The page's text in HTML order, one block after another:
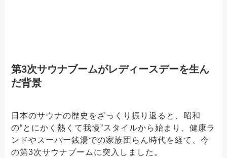
第3次サウナブームがレディースデーを生ん
だ背景
日本のサウナの歴史をざっくり振り返ると、昭和
の“とにかく熱くて我慢”スタイルから始まり、健康ラ
ンドやスーパー銭湯での家族団らん時代を経て、今
の第3次サウナブームに突入しました。